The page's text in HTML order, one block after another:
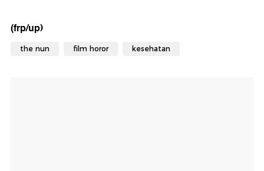
(frp/up)
the nun film horor kesehatan